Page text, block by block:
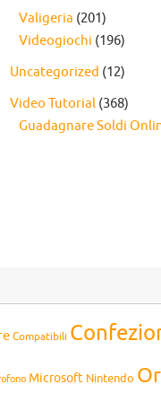
Valigeria (201)
Videogiochi (196)
Uncategorized (12)
Video Tutorial (368)
Guadagnare Soldi
Compatibili
Microsoft Nintendo